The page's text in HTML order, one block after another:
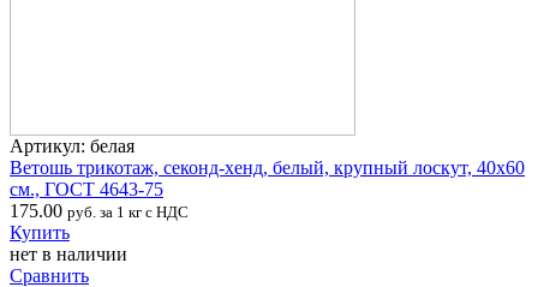
Артикул: белая
Ветошь трикотаж, секонд-хенд, белый, крупный лоскут, 40х60
см., ГОСТ 4643-75
175.00 руб. за 1 кг с НДС
Купить
нет в наличии
Сравнить